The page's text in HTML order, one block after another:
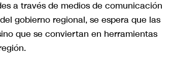
a través de medios de comunicación
gobierno regional, se espera que las
que se conviertan en herramientas